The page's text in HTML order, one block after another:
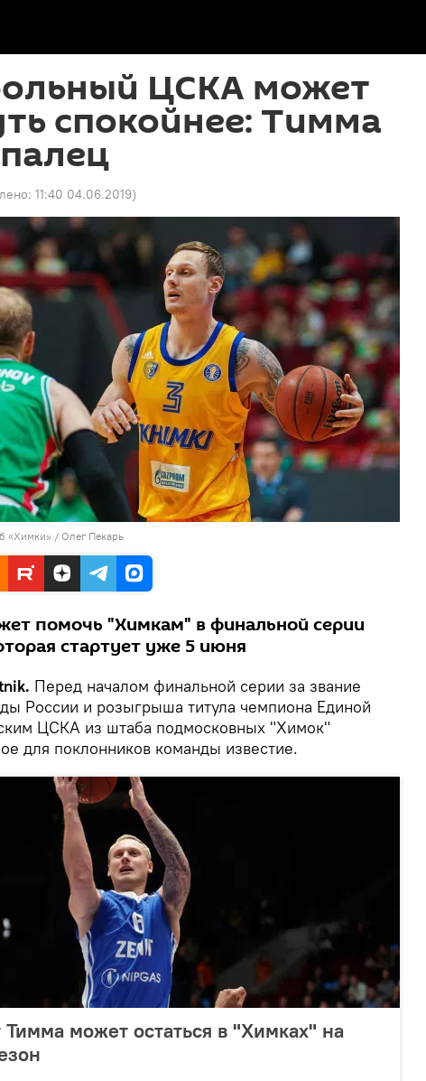
ЦСКА может
спокойнее: Тимма
11:40 04.06.2019)
«Химки» / Олег Пекарь
помочь "Химкам" в финальной серии
стартует уже 5 июня
Перед началом финальной серии за звание
России и розыгрыша титула чемпиона Единой
ЦСКА из штаба подмосковных "Химок"
для поклонников команды известие.
Тимма может остаться в "Химках" на